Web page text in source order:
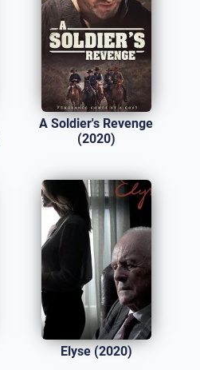
A Soldier's Revenge
(2020)
Elyse (2020)